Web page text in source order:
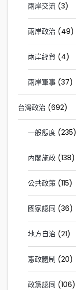
兩岸交流 (3)
兩岸政治 (49)
兩岸經貿 (4)
兩岸軍事 (37)
台灣政治 (692)
一般態度 (235)
內閣施政 (138)
公共政策 (115)
國家認同 (36)
地方自治 (21)
憲政體制 (20)
政黨認同 (106)